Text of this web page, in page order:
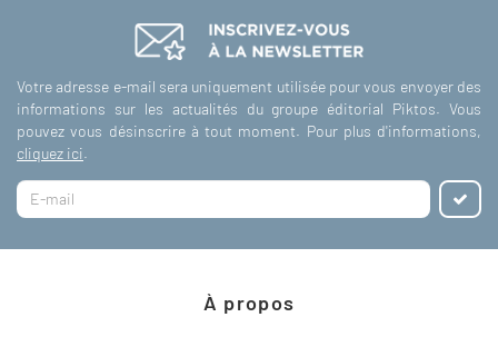
Votre adresse e-mail sera uniquement utilisée pour vous envoyer des
informations sur les actualités du groupe éditorial Piktos. Vous
pouvez vous désinscrire à tout moment. Pour plus d'informations,
cliquez ici.
À propos